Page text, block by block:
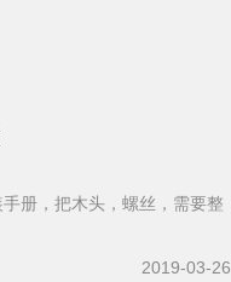
册，把木头，螺丝，需要整
2019-03-26